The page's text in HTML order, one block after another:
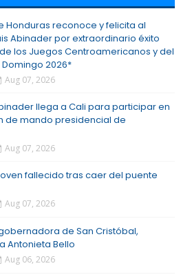
Honduras reconoce y felicita al
Abinader por extraordinario éxito
los Juegos Centroamericanos y del
2026*
Aug 07, 2026
llega a Cali para participar en
de mando presidencial de
Aug 07, 2026
fallecido tras caer del puente
Aug 07, 2026
de San Cristóbal,
Antonieta Bello
Aug 06, 2026